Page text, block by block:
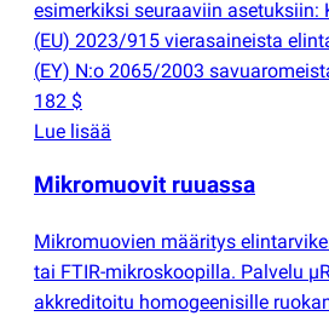
esimerkiksi seuraaviin asetuksiin:
(EU) 2023/915 vierasaineista
(EY) N:o 2065/2003
182 $
Lue lisää
Mikromuovit ruuassa
Mikromuovien määritys
tai FTIR-mikroskoopilla. Palvelu
akkreditoitu homogeenisille